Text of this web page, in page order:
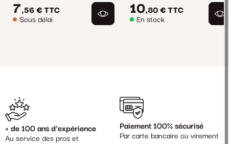
7,56 € TTC
Sous délai
10,80 € TTC
En stock
+ de 100 ans d'expérience
Au service des pros et
Paiement 100% sécurisé
Par carte bancaire ou virement